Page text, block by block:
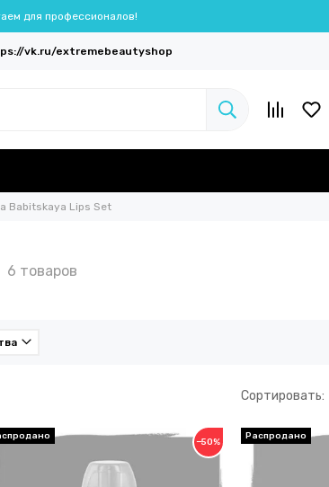
для профессионалов!
vk.ru/extremebeautyshop
Babitskaya Lips Set
Сортировать:
−50%